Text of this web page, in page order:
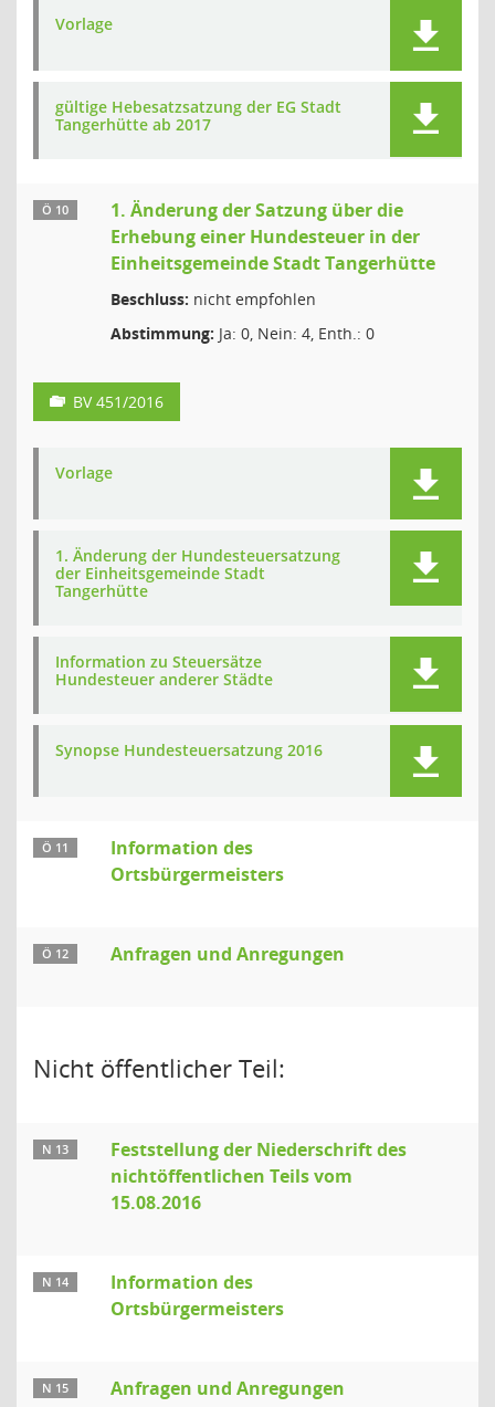
Vorlage
gültige Hebesatzsatzung der EG Stadt
Tangerhütte ab 2017
Ö 10
1. Änderung der Satzung über die
Erhebung einer Hundesteuer in der
Einheitsgemeinde Stadt Tangerhütte
Beschluss: nicht empfohlen
Abstimmung: Ja: 0, Nein: 4, Enth.: 0
BV 451/2016
Vorlage
1. Änderung der Hundesteuersatzung
der Einheitsgemeinde Stadt
Tangerhütte
Information zu Steuersätze
Hundesteuer anderer Städte
Synopse Hundesteuersatzung 2016
Ö 11
Information des
Ortsbürgermeisters
Ö 12 Anfragen und Anregungen
Nicht öffentlicher Teil:
N 13
Feststellung der Niederschrift des
nichtöffentlichen Teils vom
15.08.2016
N 14
Information des
Ortsbürgermeisters
N 15 Anfragen und Anregungen